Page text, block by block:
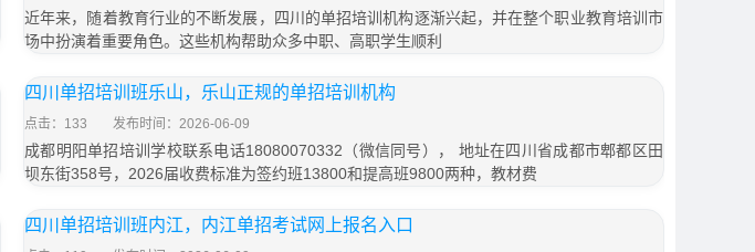
近年来，随着教育行业的不断发展，四川的单招培训机构逐渐兴起，并在整个职业教育培训市
场中扮演着重要角色。这些机构帮助众多中职、高职学生顺利
四川单招培训班乐山，乐山正规的单招培训机构
点击：133 发布时间：2026-06-09
成都明阳单招培训学校联系电话18080070332（微信同号）， 地址在四川省成都市郫都区田
坝东街358号，2026届收费标准为签约班13800和提高班9800两种，教材费
四川单招培训班内江，内江单招考试网上报名入口